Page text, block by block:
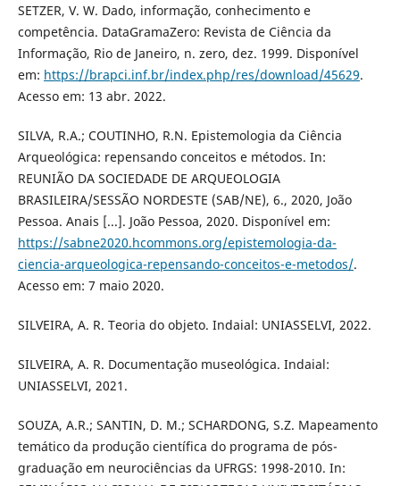
SETZER, V. W. Dado, informação, conhecimento e
competência. DataGramaZero: Revista de Ciência da
Informação, Rio de Janeiro, n. zero, dez. 1999. Disponível
em: https://brapci.inf.br/index.php/res/download/45629.
Acesso em: 13 abr. 2022.
SILVA, R.A.; COUTINHO, R.N. Epistemologia da Ciência
Arqueológica: repensando conceitos e métodos. In:
REUNIÃO DA SOCIEDADE DE ARQUEOLOGIA
BRASILEIRA/SESSÃO NORDESTE (SAB/NE), 6., 2020, João
Pessoa. Anais [...]. João Pessoa, 2020. Disponível em:
https://sabne2020.hcommons.org/epistemologia-da-
ciencia-arqueologica-repensando-conceitos-e-metodos/.
Acesso em: 7 maio 2020.
SILVEIRA, A. R. Teoria do objeto. Indaial: UNIASSELVI, 2022.
SILVEIRA, A. R. Documentação museológica. Indaial:
UNIASSELVI, 2021.
SOUZA, A.R.; SANTIN, D. M.; SCHARDONG, S.Z. Mapeamento
temático da produção científica do programa de pós-
graduação em neurociências da UFRGS: 1998-2010. In: